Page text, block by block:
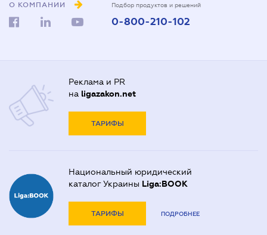
О КОМПАНИИ Подбор продуктов и решений
0-800-210-102
Реклама и PR
на ligazakon.net
ТАРИФЫ
Национальный юридический
каталог Украины Liga:BOOK
ТАРИФЫ ПОДРОБНЕЕ